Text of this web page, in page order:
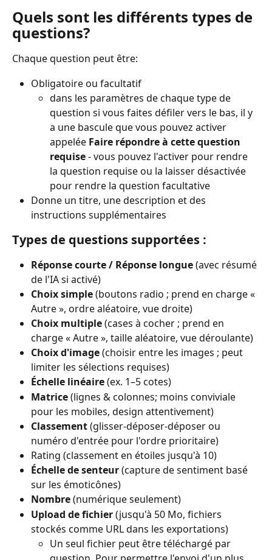
Quels sont les différents types de
questions?
Chaque question peut être:
Obligatoire ou facultatif
dans les paramètres de chaque type de
question si vous faites défiler vers le bas, il y
a une bascule que vous pouvez activer
appelée Faire répondre à cette question
requise - vous pouvez l'activer pour rendre
la question requise ou la laisser désactivée
pour rendre la question facultative
Donne un titre, une description et des
instructions supplémentaires
Types de questions supportées :
Réponse courte / Réponse longue (avec résumé
de l'IA si activé)
Choix simple (boutons radio ; prend en charge «
Autre », ordre aléatoire, vue droite)
Choix multiple (cases à cocher ; prend en
charge « Autre », taille aléatoire, vue déroulante)
Choix d'image (choisir entre les images ; peut
limiter les sélections requises)
Échelle linéaire (ex. 1–5 cotes)
Matrice (lignes & colonnes; moins conviviale
pour les mobiles, design attentivement)
Classement (glisser-déposer-déposer ou
numéro d'entrée pour l'ordre prioritaire)
Rating (classement en étoiles jusqu'à 10)
Échelle de senteur (capture de sentiment basé
sur les émoticônes)
Nombre (numérique seulement)
Upload de fichier (jusqu'à 50 Mo, fichiers
stockés comme URL dans les exportations)
Un seul fichier peut être téléchargé par